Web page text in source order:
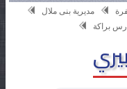
مديرية بنى ملال
براكة